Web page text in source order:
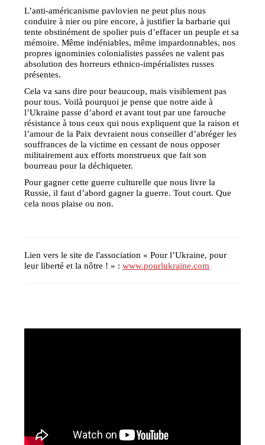
L’anti-américanisme pavlovien ne peut plus nous
conduire à nier ou pire encore, à justifier la barbarie qui
tente obstinément de spolier puis d’effacer un peuple et sa
mémoire. Même indéniables, même impardonnables, nos
propres ignominies colonialistes passées ne valent pas
absolution des horreurs ethnico-impérialistes russes
présentes.
Cela va sans dire pour beaucoup, mais visiblement pas
pour tous. Voilà pourquoi je pense que notre aide à
l’Ukraine passe d’abord et avant tout par une farouche
résistance à tous ceux qui nous expliquent que la raison et
l’amour de la Paix devraient nous conseiller d’abréger les
souffrances de la victime en cessant de nous opposer
militairement aux efforts monstrueux que fait son
bourreau pour la déchiqueter.
Pour gagner cette guerre culturelle que nous livre la
Russie, il faut d’abord gagner la guerre. Tout court. Que
cela nous plaise ou non.
Lien vers le site de l'association « Pour l’Ukraine, pour
leur liberté et la nôtre ! » :www.pourlukraine.com